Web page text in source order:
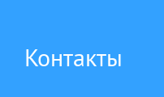
Контакты